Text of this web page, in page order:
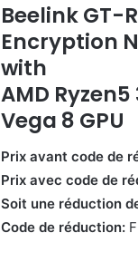
Beelink GT-
Encryption
with
AMD Ryzen5
Vega 8 GPU
Prix avant code de
Prix avec code de
Soit une réduction
Code de réduction: